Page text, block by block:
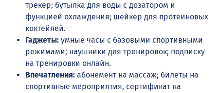
трекер; бутылка для воды с дозатором и
функцией охлаждения; шейкер для протеиновых
коктейлей.
Гаджеты: умные часы с базовыми спортивными
режимами; наушники для тренировок; подписку
на тренировки онлайн.
Впечатления: абонемент на массаж; билеты на
спортивные мероприятия, сертификат на